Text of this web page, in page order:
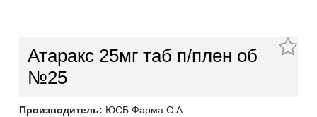
Атаракс 25мг таб п/плен об
№25
Производитель: ЮСБ Фарма С.А